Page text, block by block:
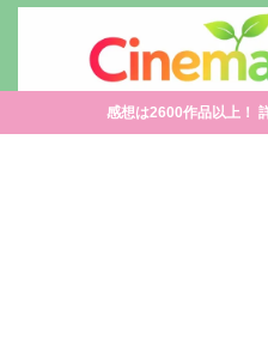
感想は2600作品以上！